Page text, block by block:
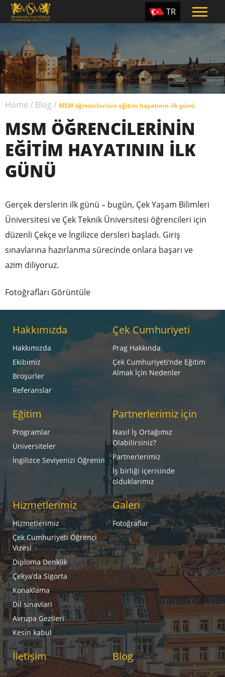
TR
PT
UA
CZ
RU
Home / Blog / MSM öğrencilerinin eğitim hayatının ilk günü
MSM ÖĞRENCILERININ
EĞITIM HAYATININ ILK
GÜNÜ
Gerçek derslerin ilk günü – bugün, Çek Yaşam Bilimleri
Üniversitesi ve Çek Teknik Üniversitesi öğrencileri için
düzenli Çekçe ve İngilizce dersleri başladı. Giriş
sınavlarına hazırlanma sürecinde onlara başarı ve
azim diliyoruz.
Fotoğrafları Görüntüle
Hakkımızda
Hakkımızda
Ekibimiz
Broşürler
Referanslar
Çek Cumhuriyeti
Prag Hakkında
Çek Cumhuriyeti’nde Eğitim
Almak İçin Nedenler
Eğitim
Programlar
Üniversiteler
İngilizce Seviyenizi Öğrenin
Partnerlerimiz için
Nasıl İş Ortağımız
Olabilirsiniz?
Partnerlerimiz
İş birliği içerisinde
olduklarımız
Hizmetlerimiz
Hizmetlerimiz
Çek Cumhuriyeti Öğrenci
Vizesi
Diploma Denklik
Çekya’da Sigorta
Konaklama
Di̇l sinavlari
Avrupa Gezileri
Kesi̇n kabul
Galeri
Fotoğraflar
İletişim Blog